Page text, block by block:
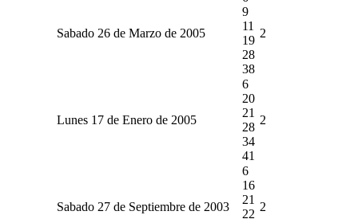
Sabado 26 de Marzo de 2005
9
11
19
28
38
2
Lunes 17 de Enero de 2005
6
20
21
28
34
41
2
Sabado 27 de Septiembre de 2003
6
16
21
22
2